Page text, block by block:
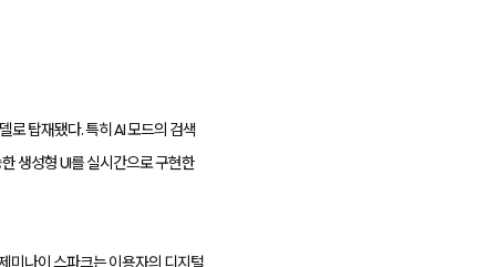
로 탑재됐다. 특히 AI 모드의 검색
생성형 UI를 실시간으로 구현한
미나이 스파크는 이용자의 디지털